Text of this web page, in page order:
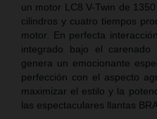
un motor LC8 V-Twin de
cilindros y cuatro tiempos
motor. En perfecta
integrado bajo el
genera un emocionante
perfección con el aspecto
maximizar el estilo y la
las espectaculares llantas